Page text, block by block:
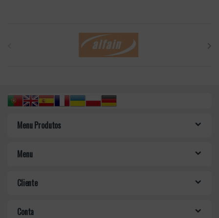
Menu Produtos
Menu
Cliente
Conta